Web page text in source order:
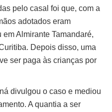
pelo casal foi que, com a
adotados eram
em Almirante Tamandaré,
Depois disso, uma
ser paga às crianças por
divulgou o caso e mediou
A quantia a ser